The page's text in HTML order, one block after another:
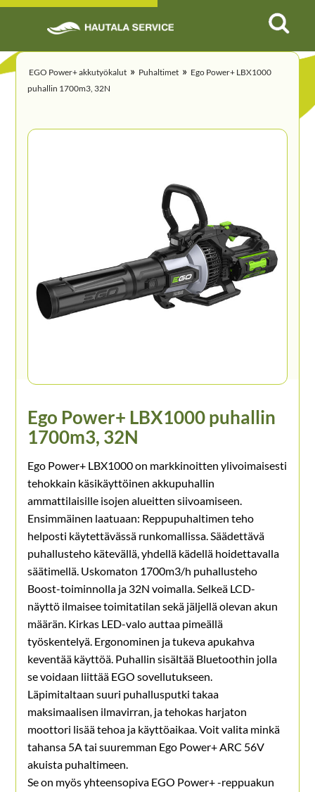
EGO Power+ akkutyökalut » Puhaltimet » Ego Power+ LBX1000
puhallin 1700m3, 32N
Ego Power+ LBX1000 puhallin
1700m3, 32N
Ego Power+ LBX1000 on markkinoitten ylivoimaisesti
tehokkain käsikäyttöinen akkupuhallin
ammattilaisille isojen alueitten siivoamiseen.
Ensimmäinen laatuaan: Reppupuhaltimen teho
helposti käytettävässä runkomallissa. Säädettävä
puhallusteho kätevällä, yhdellä kädellä hoidettavalla
säätimellä. Uskomaton 1700m3/h puhallusteho
Boost-toiminnolla ja 32N voimalla. Selkeä LCD-
näyttö ilmaisee toimitatilan sekä jäljellä olevan akun
määrän. Kirkas LED-valo auttaa pimeällä
työskentelyä. Ergonominen ja tukeva apukahva
keventää käyttöä. Puhallin sisältää Bluetoothin jolla
se voidaan liittää EGO sovellutukseen.
Läpimitaltaan suuri puhallusputki takaa
maksimaalisen ilmavirran, ja tehokas harjaton
moottori lisää tehoa ja käyttöaikaa. Voit valita minkä
tahansa 5A tai suuremman Ego Power+ ARC 56V
akuista puhaltimeen.
Se on myös yhteensopiva EGO Power+ -​reppuakun